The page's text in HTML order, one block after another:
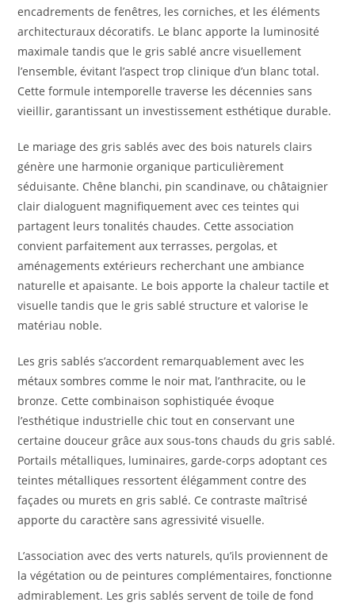
encadrements de fenêtres, les corniches, et les éléments
architecturaux décoratifs. Le blanc apporte la luminosité
maximale tandis que le gris sablé ancre visuellement
l’ensemble, évitant l’aspect trop clinique d’un blanc total.
Cette formule intemporelle traverse les décennies sans
vieillir, garantissant un investissement esthétique durable.
Le mariage des gris sablés avec des bois naturels clairs
génère une harmonie organique particulièrement
séduisante. Chêne blanchi, pin scandinave, ou châtaignier
clair dialoguent magnifiquement avec ces teintes qui
partagent leurs tonalités chaudes. Cette association
convient parfaitement aux terrasses, pergolas, et
aménagements extérieurs recherchant une ambiance
naturelle et apaisante. Le bois apporte la chaleur tactile et
visuelle tandis que le gris sablé structure et valorise le
matériau noble.
Les gris sablés s’accordent remarquablement avec les
métaux sombres comme le noir mat, l’anthracite, ou le
bronze. Cette combinaison sophistiquée évoque
l’esthétique industrielle chic tout en conservant une
certaine douceur grâce aux sous-tons chauds du gris sablé.
Portails métalliques, luminaires, garde-corps adoptant ces
teintes métalliques ressortent élégamment contre des
façades ou murets en gris sablé. Ce contraste maîtrisé
apporte du caractère sans agressivité visuelle.
L’association avec des verts naturels, qu’ils proviennent de
la végétation ou de peintures complémentaires, fonctionne
admirablement. Les gris sablés servent de toile de fond